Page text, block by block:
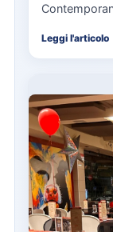
Leggi l'articolo